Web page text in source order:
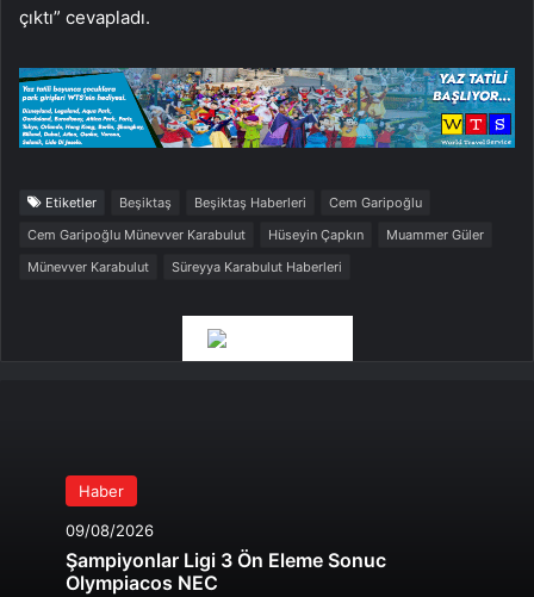
çıktı” cevapladı.
Etiketler Beşiktaş Beşiktaş Haberleri
Cem Garipoğlu
Cem Garipoğlu Münevver Karabulut
Hüseyin Çapkın
Muammer Güler
Münevver Karabulut
Süreyya Karabulut Haberleri
Haber
09/08/2026
Şampiyonlar Ligi 3 Ön Eleme Sonuc
Olympiacos NEC